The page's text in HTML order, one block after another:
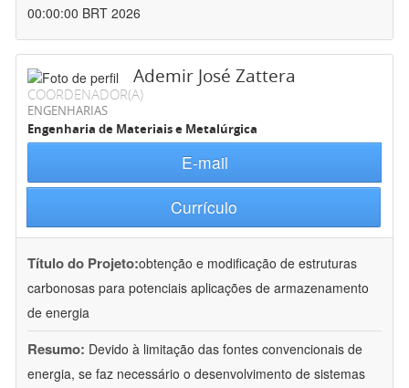
00:00:00 BRT 2026
Ademir José Zattera
COORDENADOR(A)
ENGENHARIAS
Engenharia de Materiais e Metalúrgica
E-mail
Currículo
Título do Projeto:obtenção e modificação de estruturas
carbonosas para potenciais aplicações de armazenamento
de energia
Resumo: Devido à limitação das fontes convencionais de
energia, se faz necessário o desenvolvimento de sistemas